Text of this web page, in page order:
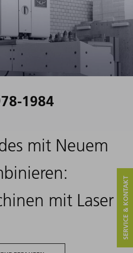
1984
mit Neuem
mit Laser SERVICE & KONTAKT